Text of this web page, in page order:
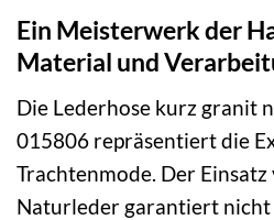
Ein Meisterwerk der
Material und
Die Lederhose kurz granit
015806 repräsentiert die
Trachtenmode. Der
Naturleder garantiert nicht